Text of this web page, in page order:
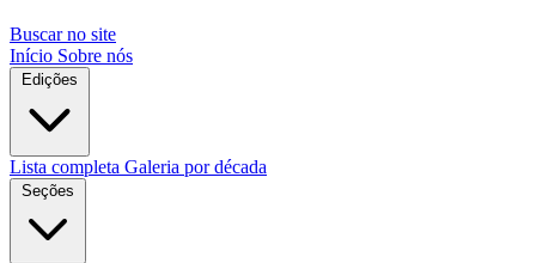
Buscar no site
Início Sobre nós
Edições
Lista completa Galeria por década
Seções